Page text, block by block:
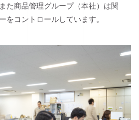
た商品管理グループ（本社）は関
をコントロールしています。